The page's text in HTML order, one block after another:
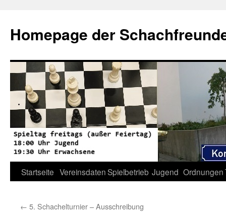
springen
Homepage der
Startseite VereinsdatenSpielbetrieb Jugend Ordnungen
← 5. Schachelturnier – Ausschreibung